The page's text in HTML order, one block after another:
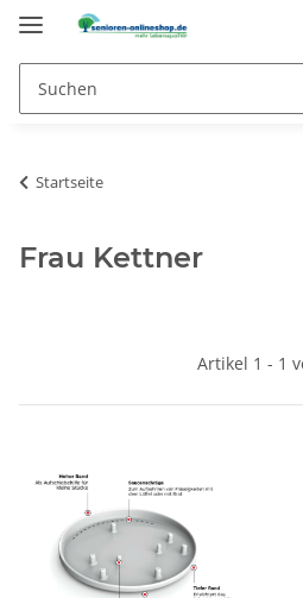
Startseite
Frau Kettner
Artikel 1 - 1